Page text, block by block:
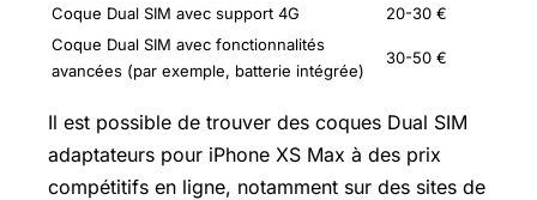
Coque Dual SIM avec support 4G
20-30 €
Coque Dual SIM avec fonctionnalités
avancées (par exemple, batterie intégrée)
30-50 €
Il est possible de trouver des coques Dual SIM
adaptateurs pour iPhone XS Max à des prix
compétitifs en ligne, notamment sur des sites de